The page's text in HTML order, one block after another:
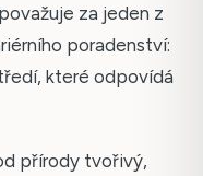
za jeden z
poradenství:
které odpovídá
přírody tvořivý,